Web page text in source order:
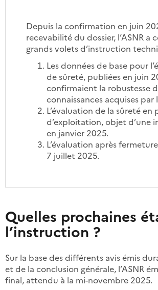
Depuis la confirmation en juin
recevabilité du dossier, l’ASNR a
grands volets d’instruction
Les données de base pour
de sûreté, publiées en juin
confirmaient la robustesse
connaissances acquises par
L’évaluation de la sûreté en
d’exploitation, objet d’une
en janvier 2025.
L’évaluation après
7 juillet 2025.
Quelles prochaines
l’instruction ?
Sur la base des différents avis émis
et de la conclusion générale, l’ASNR
final, attendu à la mi-novembre 2025.